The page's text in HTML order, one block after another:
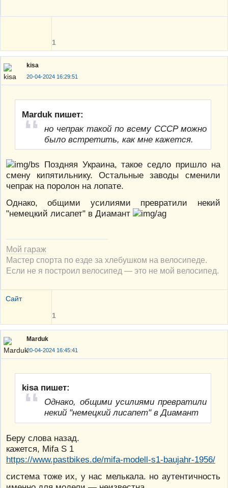
1
kisa
20-04-2024 16:29:51
Marduk пишет:
но чепрак такой по всему СССР можно
было встретить, как мне кажется.
Поздняя Украина, такое седло пришло на
смену кипятильнику. Остальные заводы сменили
чепрак на поролон на лопате.
Однако, общими усилиями превратили некий
"немецкий лисапет" в Диамант
Мой гараж
Мастер спорта по езде за хлебушком на велосипеде.
Если не я построил велосипед — это не мой велосипед.
Сайт
1
Marduk
20-04-2024 16:45:41
kisa пишет:
Однако, общими усилиями превратили
некий "немецкий лисапет" в Диамант
Беру слова назад.
кажется, Mifa S 1
https://www.pastbikes.de/mifa-modell-s1-baujahr-1956/
система тоже их, у нас мелькала. но аутентичность